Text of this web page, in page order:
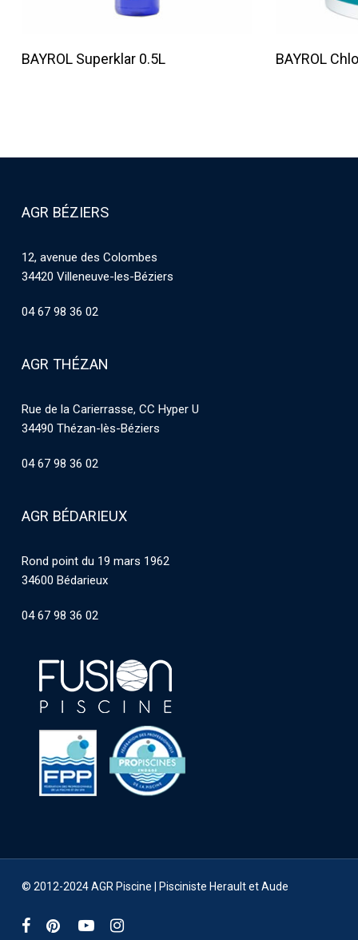
Lire La Suite
BAYROL Superklar 0.5L BAYROL
AGR BÉZIERS
12, avenue des Colombes
34420 Villeneuve-les-Béziers
04 67 98 36 02
AGR THÉZAN
Rue de la Carierrasse, CC Hyper U
34490 Thézan-lès-Béziers
04 67 98 36 02
AGR BÉDARIEUX
Rond point du 19 mars 1962
34600 Bédarieux
04 67 98 36 02
© 2012-2024 AGR Piscine | Pisciniste Herault et Aude
facebookpinterestyoutubeinstagram